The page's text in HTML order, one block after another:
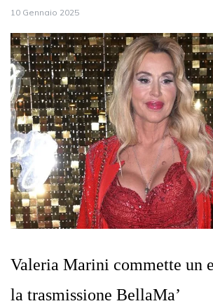
10 Gennaio 2025
Valeria Marini commette un
la trasmissione BellaMa’